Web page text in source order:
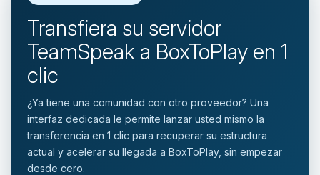
Transfiera su servidor
TeamSpeak a BoxToPlay en 1
clic
¿Ya tiene una comunidad con otro proveedor? Una
interfaz dedicada le permite lanzar usted mismo la
transferencia en 1 clic para recuperar su estructura
actual y acelerar su llegada a BoxToPlay, sin empezar
desde cero.